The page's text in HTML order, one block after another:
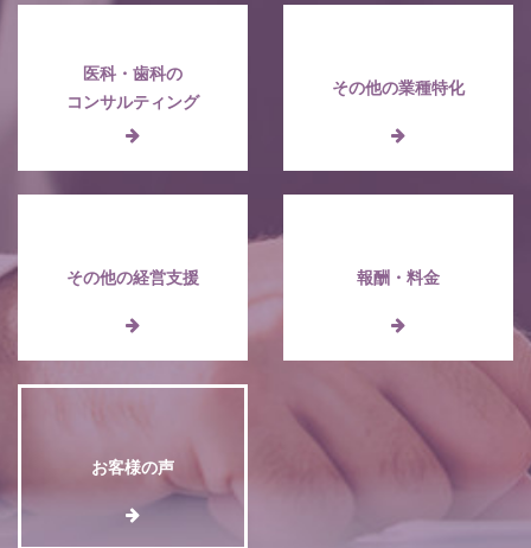
医科・歯科の
コンサルティング
その他の業種特化
その他の経営支援 報酬・料金
お客様の声